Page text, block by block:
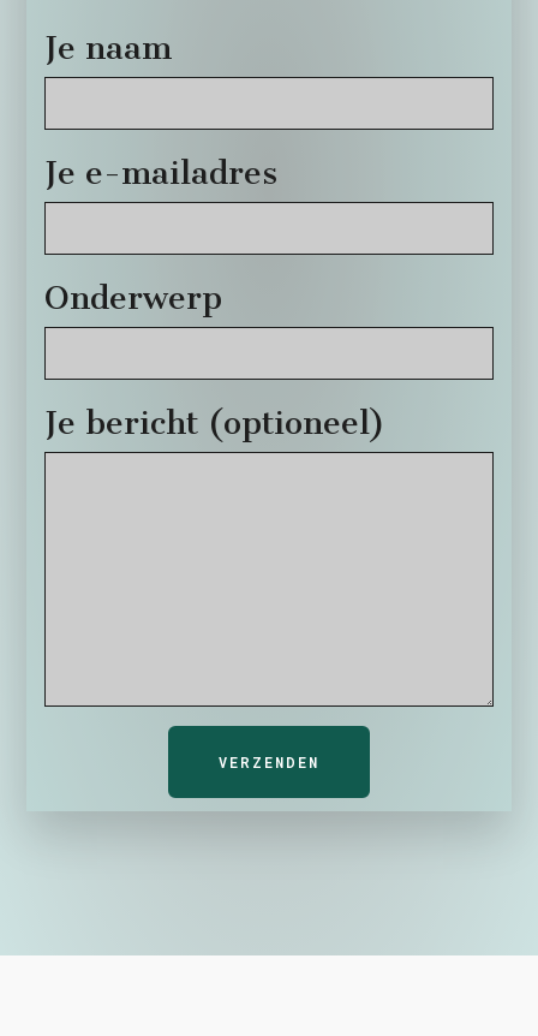
Je naam
Je e-mailadres
Onderwerp
Je bericht (optioneel)